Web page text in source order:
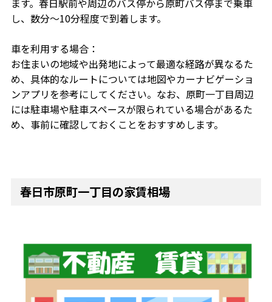
し、数分～10分程度で到着します。
車を利用する場合：
お住まいの地域や出発地によって最適な経路が異なるた
め、具体的なルートについては地図やカーナビゲーショ
ンアプリを参考にしてください。なお、原町一丁目周辺
には駐車場や駐車スペースが限られている場合があるた
め、事前に確認しておくことをおすすめします。
春日市原町一丁目の家賃相場